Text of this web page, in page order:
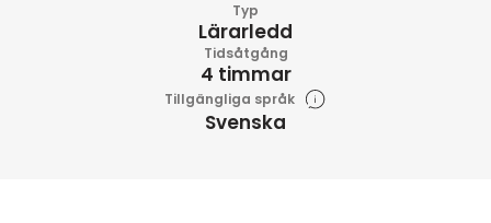
Typ
Lärarledd
Tidsåtgång
4 timmar
Tillgängliga språk
Svenska